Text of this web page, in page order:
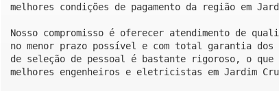
melhores condições de pagamento da região em
Nosso compromisso é oferecer atendimento de
no menor prazo possível e com total garantia dos
de seleção de pessoal é bastante rigoroso, o que
melhores engenheiros e eletricistas em Jardim